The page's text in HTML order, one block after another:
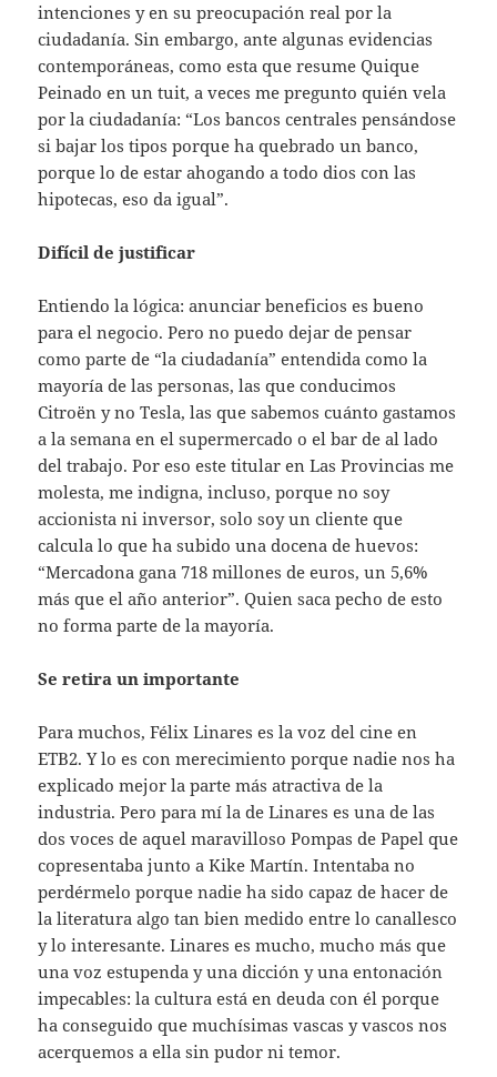
intenciones y en su preocupación real por la
ciudadanía. Sin embargo, ante algunas evidencias
contemporáneas, como esta que resume Quique
Peinado en un tuit, a veces me pregunto quién vela
por la ciudadanía: “Los bancos centrales pensándose
si bajar los tipos porque ha quebrado un banco,
porque lo de estar ahogando a todo dios con las
hipotecas, eso da igual”.
Difícil de justificar
Entiendo la lógica: anunciar beneficios es bueno
para el negocio. Pero no puedo dejar de pensar
como parte de “la ciudadanía” entendida como la
mayoría de las personas, las que conducimos
Citroën y no Tesla, las que sabemos cuánto gastamos
a la semana en el supermercado o el bar de al lado
del trabajo. Por eso este titular en Las Provincias me
molesta, me indigna, incluso, porque no soy
accionista ni inversor, solo soy un cliente que
calcula lo que ha subido una docena de huevos:
“Mercadona gana 718 millones de euros, un 5,6%
más que el año anterior”. Quien saca pecho de esto
no forma parte de la mayoría.
Se retira un importante
Para muchos, Félix Linares es la voz del cine en
ETB2. Y lo es con merecimiento porque nadie nos ha
explicado mejor la parte más atractiva de la
industria. Pero para mí la de Linares es una de las
dos voces de aquel maravilloso Pompas de Papel que
copresentaba junto a Kike Martín. Intentaba no
perdérmelo porque nadie ha sido capaz de hacer de
la literatura algo tan bien medido entre lo canallesco
y lo interesante. Linares es mucho, mucho más que
una voz estupenda y una dicción y una entonación
impecables: la cultura está en deuda con él porque
ha conseguido que muchísimas vascas y vascos nos
acerquemos a ella sin pudor ni temor.